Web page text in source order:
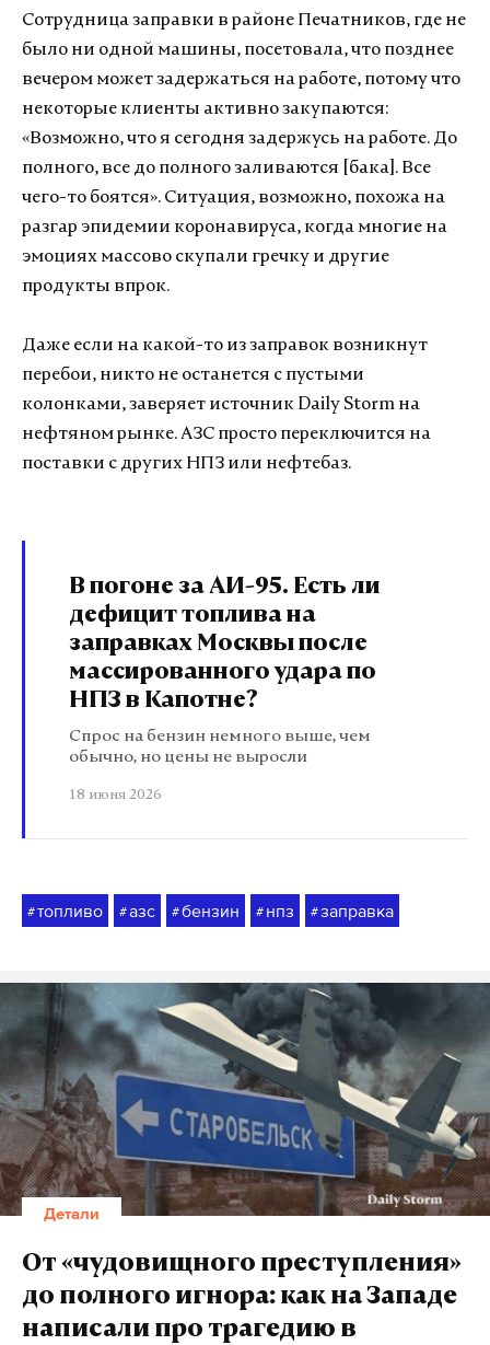
Сотрудница заправки в районе Печатников, где не
было ни одной машины, посетовала, что позднее
вечером может задержаться на работе, потому что
некоторые клиенты активно закупаются:
«Возможно, что я сегодня задержусь на работе. До
полного, все до полного заливаются [бака]. Все
чего-то боятся». Ситуация, возможно, похожа на
разгар эпидемии коронавируса, когда многие на
эмоциях массово скупали гречку и другие
продукты впрок.
Даже если на какой-то из заправок возникнут
перебои, никто не останется с пустыми
колонками, заверяет источник Daily Storm на
нефтяном рынке. АЗС просто переключится на
поставки с других НПЗ или нефтебаз.
В погоне за АИ-95. Есть ли
дефицит топлива на
заправках Москвы после
массированного удара по
НПЗ в Капотне?
Спрос на бензин немного выше, чем
обычно, но цены не выросли
18 июня 2026
#топливо #азс #бензин # нпз #заправка
Детали
От «чудовищного преступления»
до полного игнора: как на Западе
написали про трагедию в